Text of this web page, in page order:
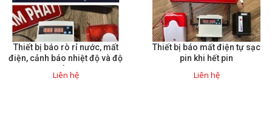
Thiết bị báo rò rỉ nước, mất
điện, cảnh báo nhiệt độ và độ
ẩm
Liên hệ
Thiết bị báo mất điện tự sạc
pin khi hết pin
Liên hệ